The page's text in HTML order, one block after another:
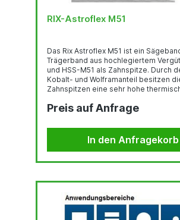
RIX-Astroflex M51
Das Rix Astroflex M51 ist ein
Trägerband aus hochlegiertem
und HSS-M51 als Zahnspitze. Durch
Kobalt- und Wolframanteil besitzen
Zahnspitzen eine sehr hohe
Zahn hat einen positiven Spanwinkel
Diese Zahnform ist besonders
Sägen von Vollmaterialien,
und allen höher legierten Werkstoffen.
Preis auf Anfrage
In den Anfragekorb